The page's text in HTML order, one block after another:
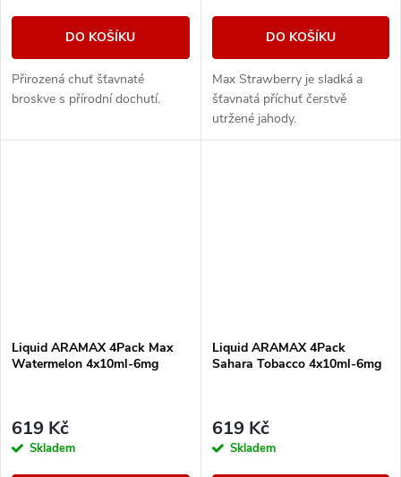
DO KOŠÍKU
Přirozená chuť šťavnaté
broskve s přírodní dochutí.
DO KOŠÍKU
Max Strawberry je sladká a
šťavnatá příchuť čerstvě
utržené jahody.
Liquid ARAMAX 4Pack Max
Watermelon 4x10ml-6mg
619 Kč
Skladem
Liquid ARAMAX 4Pack
Sahara Tobacco 4x10ml-6mg
619 Kč
Skladem